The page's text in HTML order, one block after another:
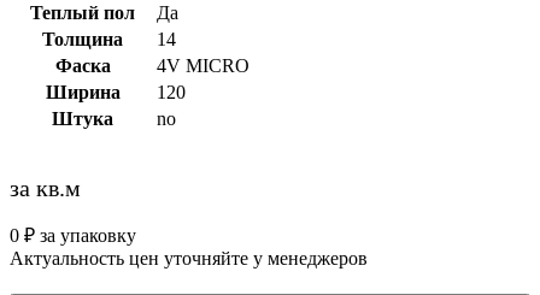
Теплый пол
Да
Толщина
14
Фаска
4V MICRO
Ширина
120
Штука
no
за кв.м
0 ₽ за упаковку
Актуальность цен уточняйте у менеджеров